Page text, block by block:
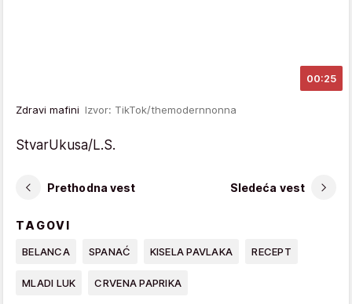
00:25
Zdravi mafini Izvor: TikTok/themodernnonna
StvarUkusa/L.S.
Prethodna vest Sledeća vest
TAGOVI
BELANCA SPANAĆ KISELA PAVLAKA RECEPT
MLADI LUK CRVENA PAPRIKA